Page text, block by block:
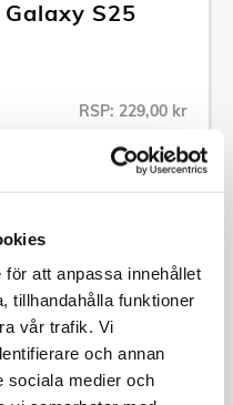
att anpassa innehållet
tillhandahålla funktioner
vår trafik. Vi
och annan
sociala medier och
S25
RSP: 229,00 kr